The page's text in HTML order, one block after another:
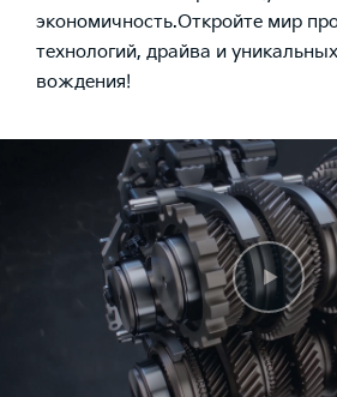
экономичность.Откройте мир
технологий, драйва и
вождения!